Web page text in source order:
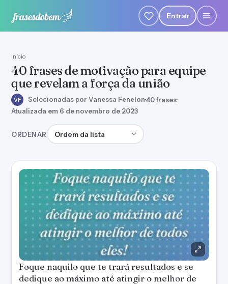
Entrar
Início
40 frases de motivação para equipe
que revelam a força da união
VF Selecionadas por Vanessa Fenelon·40 frases·
Atualizada em 6 de novembro de 2023
ORDENAR Ordenar frases
Foque naquilo que te trará resultados e se
dedique ao máximo até atingir o melhor de